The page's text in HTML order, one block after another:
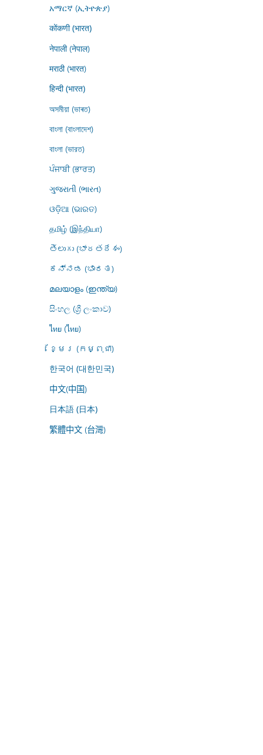
አማርኛ (ኢትዮጵያ)
कोंकणी (भारत)
नेपाली (नेपाल)
मराठी (भारत)
हिन्दी (भारत)
অসমীয়া (ভাৰত)
বাংলা (বাংলাদেশ)
বাংলা (ভারত)
ਪੰਜਾਬੀ (ਭਾਰਤ)
ગુજરાતી (ભારત)
ଓଡ଼ିଆ (ଭାରତ)
தமிழ் (இந்தியா)
తెలుగు (భారతదేశం)
ಕನ್ನಡ (ಭಾರತ)
മലയാളം (ഇന്ത്യ)
සිංහල (ශ්‍රී ලංකාව)
ไทย (ไทย)
ខ្មែរ (កម្ពុជា)
한국어 (대한민국)
中文(中国)
日本語 (日本)
繁體中文 (台灣)